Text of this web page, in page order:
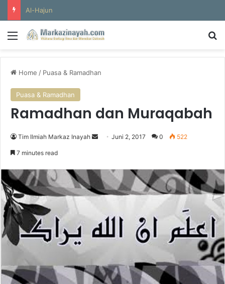
Al-Hajun
Menu
Home / Puasa & Ramadhan
Puasa & Ramadhan
Ramadhan dan Muraqabah
Tim Ilmiah Markaz Inayah
n
m
a
Juni 2, 2017 0 522
7 minutes read